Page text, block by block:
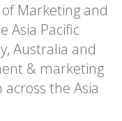
Marketing and
Asia Pacific
Australia and
& marketing
the Asia